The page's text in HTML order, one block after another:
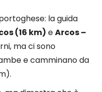
la guida
(16 km) eArcos –
ma ci sono
e camminano da